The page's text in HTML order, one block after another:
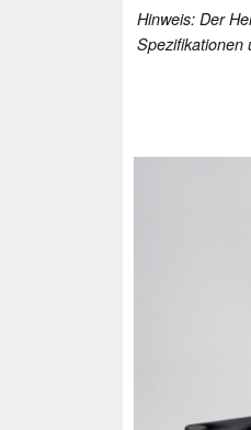
Hinweis: Der
Spezifikationen